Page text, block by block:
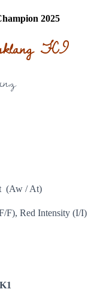
2025
FCI
(Aw / At)
F), Red Intensity (I/I)